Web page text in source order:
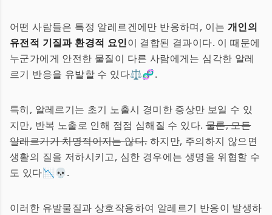
어떤 사람들은 특정 알레르겐에만 반응하며, 이는 개인의
유전적 기질과 환경적 요인이 결합된 결과이다. 이 때문에
누군가에게 안전한 물질이 다른 사람에게는 심각한 알레
르기 반응을 유발할 수 있다⚖️🧬.
특히, 알레르기는 초기 노출시 경미한 증상만 보일 수 있
지만, 반복 노출로 인해 점점 심해질 수 있다.물론, 모든
알레르기가 치명적이지는 않다.하지만, 주의하지 않으면
생활의 질을 저하시키고, 심한 경우에는 생명을 위협할 수
도 있다📉💀.
이러한 유발물질과 상호작용하여 알레르기 반응이 발생하